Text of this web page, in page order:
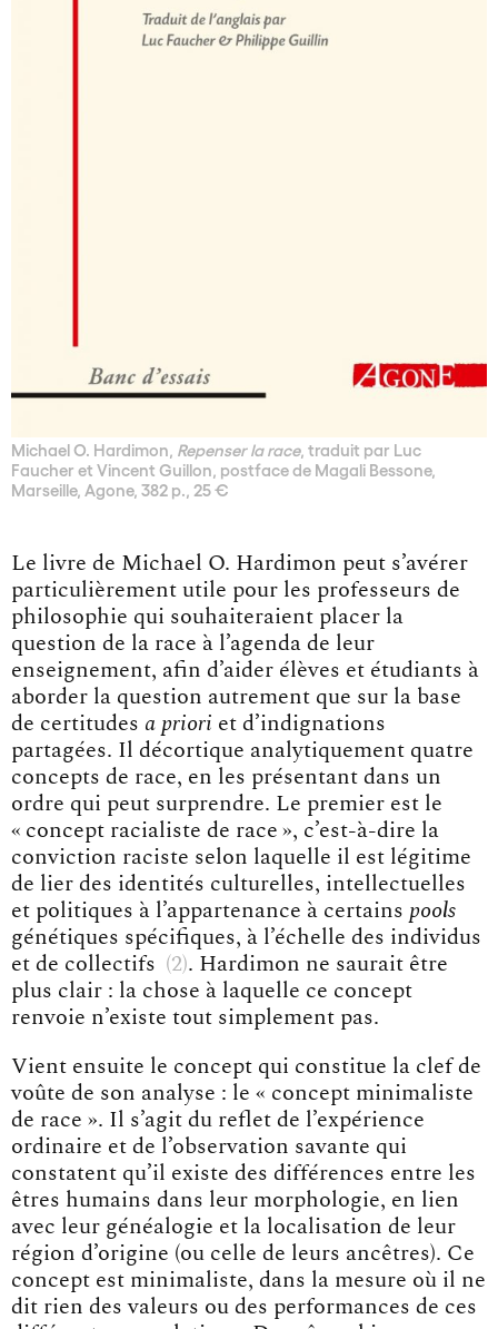
Michael O. Hardimon, Repenser la race, traduit par Luc
Faucher et Vincent Guillon, postface de Magali Bessone,
Marseille, Agone, 382 p., 25 €
Le livre de Michael O. Hardimon peut s’avérer
particulièrement utile pour les professeurs de
philosophie qui souhaiteraient placer la
question de la race à l’agenda de leur
enseignement, afin d’aider élèves et étudiants à
aborder la question autrement que sur la base
de certitudes a priori et d’indignations
partagées. Il décortique analytiquement quatre
concepts de race, en les présentant dans un
ordre qui peut surprendre. Le premier est le
« concept racialiste de race », c’est-à-dire la
conviction raciste selon laquelle il est légitime
de lier des identités culturelles, intellectuelles
et politiques à l’appartenance à certains pools
génétiques spécifiques, à l’échelle des individus
et de collectifs 2 . Hardimon ne saurait être
plus clair : la chose à laquelle ce concept
renvoie n’existe tout simplement pas.
Vient ensuite le concept qui constitue la clef de
voûte de son analyse : le « concept minimaliste
de race ». Il s’agit du reflet de l’expérience
ordinaire et de l’observation savante qui
constatent qu’il existe des différences entre les
êtres humains dans leur morphologie, en lien
avec leur généalogie et la localisation de leur
région d’origine (ou celle de leurs ancêtres). Ce
concept est minimaliste, dans la mesure où il ne
dit rien des valeurs ou des performances de ces